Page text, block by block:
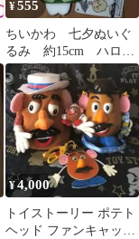
¥555
ちいかわ 七夕ぬいぐ
るみ 約15cm ハロウ
ィン コスプレ 七夕
コスチューム 推
¥4,000
トイストーリー ポテト
ヘッド ファンキャップ